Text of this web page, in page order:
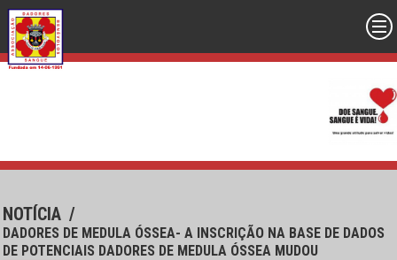
NOTÍCIA /
DADORES DE MEDULA ÓSSEA- A INSCRIÇÃO NA BASE DE DADOS
DE POTENCIAIS DADORES DE MEDULA ÓSSEA MUDOU